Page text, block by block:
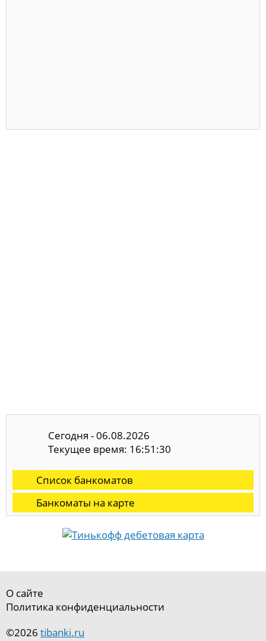
Сегодня - 06.08.2026
Текущее время: 16:51:30
Список банкоматов
Банкоматы на карте
О сайте
Политика конфиденциальности
©2026 tibanki.ru